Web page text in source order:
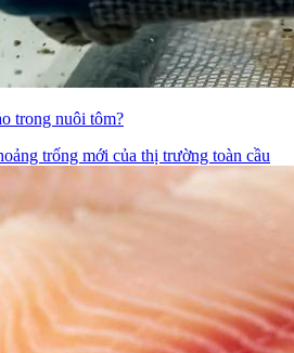
trong nuôi tôm?
trống mới của thị trường toàn cầu